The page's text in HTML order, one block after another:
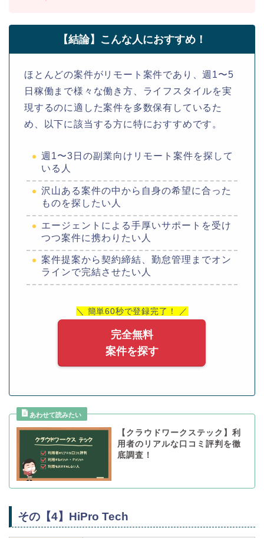
【結論】こんな人におすすめ！
ほとんどの案件がリモート案件であり、週1〜5
日稼働まで様々な働き方、ライフスタイルを実
現するのに適した案件を多数保有しているた
め、以下に該当する方に特におすすめです。
週1〜3日の副業向けリモート案件を探して
いる人
沢山ある案件の中から自身の希望に合った
ものを探したい人
エージェントによる手厚いサポートを受け
つつ案件に携わりたい人
案件提案から契約締結、勤怠管理までオン
ラインで完結させたい人
＼ 簡単60秒で登録完了！ ／
完全無料
案件を探す
【クラウドワークステック】利
用者のリアルな口コミ評判を徹
底調査！
その【4】HiPro Tech